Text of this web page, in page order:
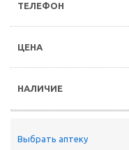
Выбрать аптеку